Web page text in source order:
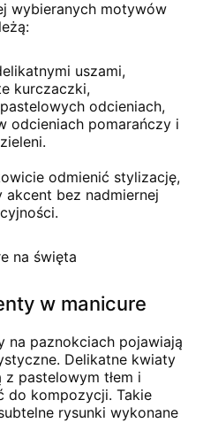
wybieranych motywów
uszami,
kurczaczki,
odcieniach,
odcieniach pomarańczy i
zieleni.
odmienić stylizację,
akcent bez nadmiernej
w manicure
na paznokciach pojawiają
Delikatne kwiaty
z pastelowym tłem i
do kompozycji. Takie
rysunki wykonane